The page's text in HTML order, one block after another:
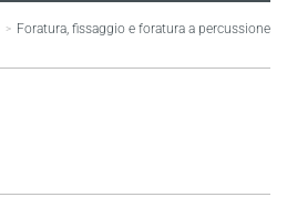
> Foratura, fissaggio e foratura a percussione